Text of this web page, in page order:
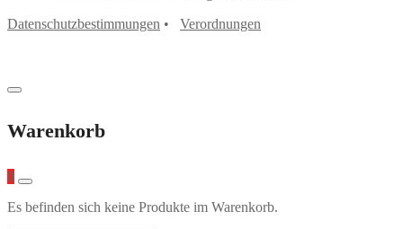
Datenschutzbestimmungen • Verordnungen
Warenkorb
0
Es befinden sich keine Produkte im Warenkorb.